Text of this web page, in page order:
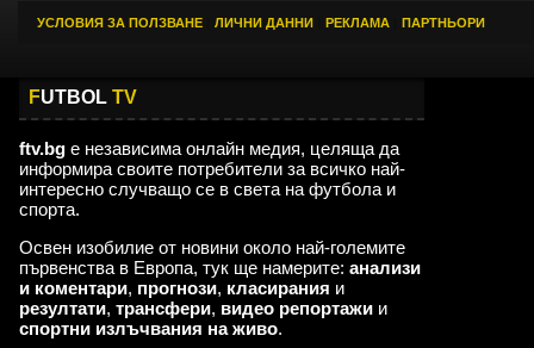
УСЛОВИЯ ЗА ПОЛЗВАНЕ ЛИЧНИ ДАННИ РЕКЛАМА ПАРТНЬОРИ
FUTBOL TV
ftv.bg е независима онлайн медия, целяща да
информира своите потребители за всичко най-
интересно случващо се в света на футбола и
спорта.
Освен изобилие от новини около най-големите
първенства в Европа, тук ще намерите: анализи
и коментари, прогнози, класирания и
резултати, трансфери, видео репортажи и
спортни излъчвания на живо.